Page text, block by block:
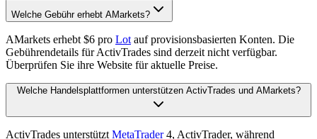
Welche Gebühr erhebt AMarkets?
AMarkets erhebt $6 pro Lot auf provisionsbasierten Konten. Die
Gebührendetails für ActivTrades sind derzeit nicht verfügbar.
Überprüfen Sie ihre Website für aktuelle Preise.
Welche Handelsplattformen unterstützen ActivTrades und AMarkets?
ActivTrades unterstützt MetaTrader4, ActivTrader, während